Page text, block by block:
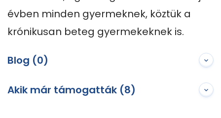
évben minden gyermeknek, köztük a
krónikusan beteg gyermekeknek is.
Blog (0)
Akik már támogatták (8)